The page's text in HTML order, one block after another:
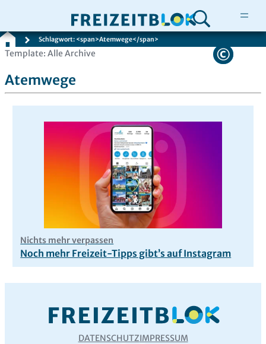
Zum
springen
Schlagwort: <span>Atemwege</span>
Template: Alle Archive
Atemwege
Nichts mehr verpassen
Noch mehr Freizeit-Tipps gibt’s auf Instagram
DATENSCHUTZIMPRESSUM